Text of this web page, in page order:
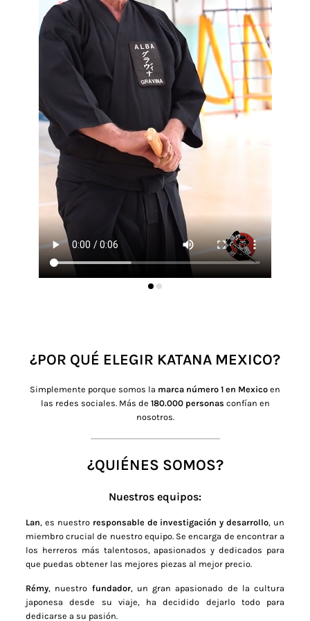
¿POR QUÉ ELEGIR KATANA MEXICO?
Simplemente porque somos la marca número 1 en Mexico en
las redes sociales. Más de 180.000 personas confían en
nosotros.
¿QUIÉNES SOMOS?
Nuestros equipos:
Lan, es nuestro responsable de investigación y desarrollo, un
miembro crucial de nuestro equipo. Se encarga de encontrar a
los herreros más talentosos, apasionados y dedicados para
que puedas obtener las mejores piezas al mejor precio.
Rémy, nuestro fundador, un gran apasionado de la cultura
japonesa desde su viaje, ha decidido dejarlo todo para
dedicarse a su pasión.